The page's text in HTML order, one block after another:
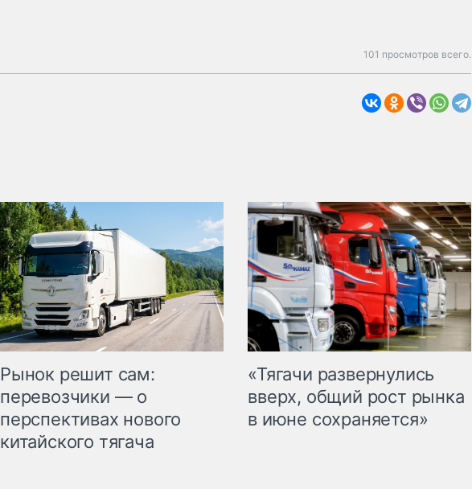
101 просмотров всего.
Рынок решит сам:
перевозчики — о
перспективах нового
китайского тягача
«Тягачи развернулись
вверх, общий рост рынка
в июне сохраняется»